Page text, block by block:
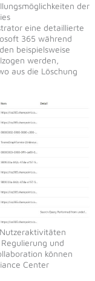
der
eine detaillierte
365 während
beispielsweise
werden,
aus die Löschung
und
können
Center